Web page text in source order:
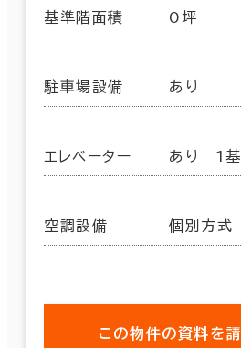
基準階面積 0坪
駐車場設備 あり
エレベーター あり 1基
空調設備 個別方式
この物件の資料を